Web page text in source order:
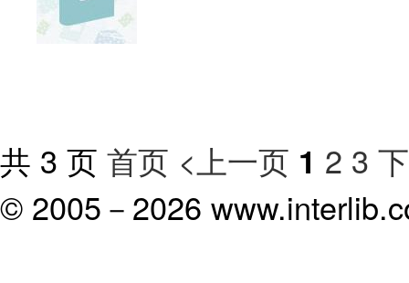
共 3 页 首页 <上一页 1 2 3
© 2005－ 2026